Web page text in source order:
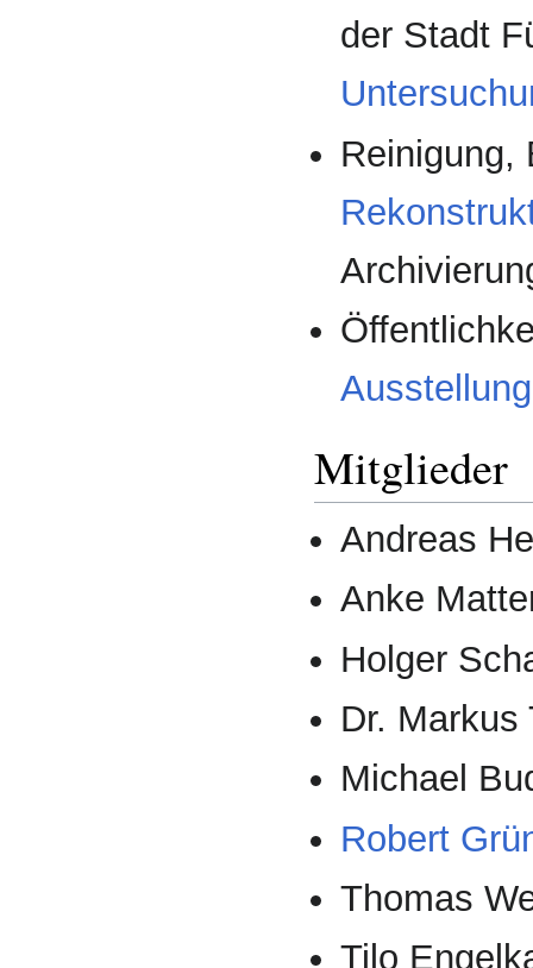
der Stadt
Mitglieder
Andreas
Anke
Holger
Dr. Markus
Michael
Robert
Thomas
Tilo